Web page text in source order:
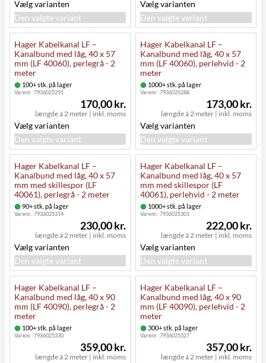
Vælg varianten
Den valgte variant
Vælg varianten
Den valgte variant
Hager Kabelkanal LF –
Kanalbund med låg, 40 x 57
mm (LF 40060), perlegrå - 2
meter
100+ stk. på lager
Varenr.:7936025291
længde á 2 meter | inkl. moms
170,00 kr.
Vælg varianten
Den valgte variant
Hager Kabelkanal LF –
Kanalbund med låg, 40 x 57
mm (LF 40060), perlehvid - 2
meter
1000+ stk. på lager
Varenr.:7936025288
længde á 2 meter | inkl. moms
173,00 kr.
Vælg varianten
Den valgte variant
Hager Kabelkanal LF –
Kanalbund med låg, 40 x 57
mm med skillespor (LF
40061), perlegrå - 2 meter
90+ stk. på lager
Varenr.:7936025314
længde á 2 meter | inkl. moms
230,00 kr.
Vælg varianten
Den valgte variant
Hager Kabelkanal LF –
Kanalbund med låg, 40 x 57
mm med skillespor (LF
40061), perlehvid - 2 meter
1000+ stk. på lager
Varenr.:7936025301
længde á 2 meter | inkl. moms
222,00 kr.
Vælg varianten
Den valgte variant
Hager Kabelkanal LF –
Kanalbund med låg, 40 x 90
mm (LF 40090), perlegrå - 2
meter
100+ stk. på lager
Varenr.:7936025330
længde á 2 meter | inkl. moms
359,00 kr.
Hager Kabelkanal LF –
Kanalbund med låg, 40 x 90
mm (LF 40090), perlehvid - 2
meter
300+ stk. på lager
Varenr.:7936025327
længde á 2 meter | inkl. moms
357,00 kr.